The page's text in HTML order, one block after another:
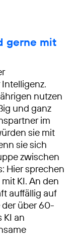
gerne mit
nutzen
und ganz
im
sie mit
sie sich
zwischen
Hier sprechen
KI. An den
auffällig auf
der über 60-
KI an